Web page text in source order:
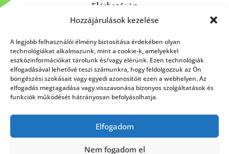
Hozzájárulások kezelése
A legjobb felhasználói élmény biztosítása érdekében olyan
technológiákat alkalmazunk, mint a cookie-k, amelyekkel
eszközinformációkat tárolunk és/vagy elérünk. Ezen technológiák
elfogadásával lehetővé teszi számunkra, hogy feldolgozzuk az Ön
böngészési szokásait vagy egyedi azonosítóit ezen a webhelyen. Az
elfogadás megtagadása vagy visszavonása bizonyos szolgáltatások és
funkciók működését hátrányosan befolyásolhatja.
Elfogadom
Nem fogadom el
Elérhetőség
Kapcsolat
Rólunk
HÍRLEVÉL FELIRATKOZÁS